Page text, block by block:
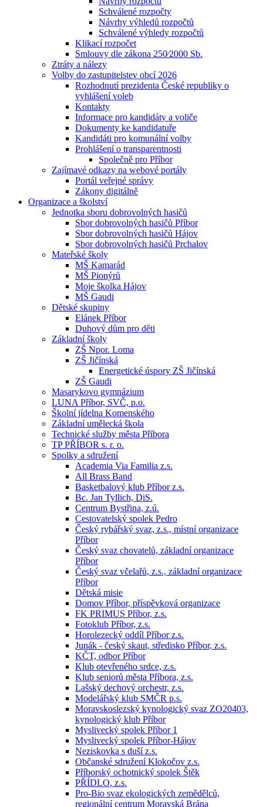
Schválené rozpočty
Návrhy výhledů rozpočtů
Schválené výhledy rozpočtů
Klikací rozpočet
Smlouvy dle zákona 250⁄2000 Sb.
Ztráty a nálezy
Volby do zastupitelstev obcí 2026
Rozhodnutí prezidenta České republiky o
vyhlášení voleb
Kontakty
Informace pro kandidáty a voliče
Dokumenty ke kandidatuře
Kandidáti pro komunální volby
Prohlášení o transparentnosti
Společně pro Příbor
Zajímavé odkazy na webové portály
Portál veřejné správy
Zákony digitálně
Organizace a školství
Jednotka sboru dobrovolných hasičů
Sbor dobrovolných hasičů Příbor
Sbor dobrovolných hasičů Hájov
Sbor dobrovolných hasičů Prchalov
Mateřské školy
MŠ Kamarád
MŠ Pionýrů
Moje školka Hájov
MŠ Gaudi
Dětské skupiny
Elánek Příbor
Duhový dům pro děti
Základní školy
ZŠ Npor. Loma
ZŠ Jičínská
Energetické úspory ZŠ Jičínská
ZŠ Gaudi
Masarykovo gymnázium
LUNA Příbor, SVČ, p.o.
Školní jídelna Komenského
Základní umělecká škola
Technické služby města Příbora
TP PŘÍBOR s. r. o.
Spolky a sdružení
Academia Via Familia z.s.
All Brass Band
Basketbalový klub Příbor z.s.
Bc. Jan Tyllich, DiS.
Centrum Bystřina, z.ú.
Cestovatelský spolek Pedro
Český rybářský svaz, z.s., místní organizace
Příbor
Český svaz chovatelů, základní organizace
Příbor
Český svaz včelařů, z.s., základní organizace
Příbor
Dětská misie
Domov Příbor, příspěvková organizace
FK PRIMUS Příbor, z.s.
Fotoklub Příbor, z.s.
Horolezecký oddíl Příbor z.s.
Junák - český skaut, středisko Příbor, z.s.
KČT, odbor Příbor
Klub otevřeného srdce, z.s.
Klub seniorů města Příbora, z.s.
Lašský dechový orchestr, z.s.
Modelářský klub SMČR p.s.
Moravskoslezský kynologický svaz ZO20403,
kynologický klub Příbor
Myslivecký spolek Příbor 1
Myslivecký spolek Příbor-Hájov
Neziskovka s duší z.s.
Občanské sdružení Klokočov z.s.
Příborský ochotnický spolek Štěk
PŘÍDLO, z.s.
Pro-Bio svaz ekologických zemědělců,
regionální centrum Moravská Brána